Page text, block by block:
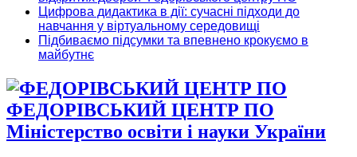
Цифрова дидактика в дії: сучасні підходи до
навчання у віртуальному середовищі
Підбиваємо підсумки та впевнено крокуємо в
майбутнє
ФЕДОРІВСЬКИЙ ЦЕНТР ПО
Міністерство освіти і науки України